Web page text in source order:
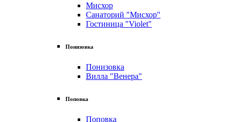
Мисхор
Санаторий "Мисхор"
Гостиница "Violet"
Понизовка
Понизовка
Вилла "Венера"
Поповка
Поповка